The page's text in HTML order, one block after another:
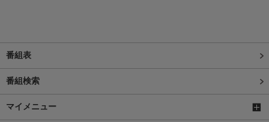
番組表
番組検索
マイメニュー